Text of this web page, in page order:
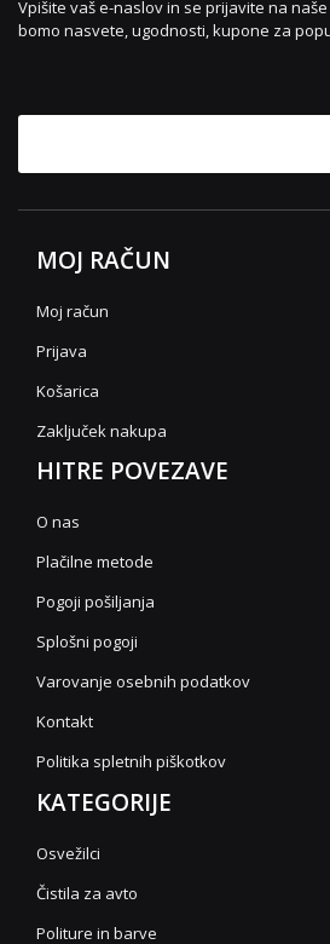
Vpišite vaš e-naslov in se prijavite na
bomo nasvete, ugodnosti, kupone za
MOJ RAČUN
Moj račun
Prijava
Košarica
Zaključek nakupa
HITRE POVEZAVE
O nas
Plačilne metode
Pogoji pošiljanja
Splošni pogoji
Varovanje osebnih podatkov
Kontakt
Politika spletnih piškotkov
KATEGORIJE
Osvežilci
Čistila za avto
Politure in barve